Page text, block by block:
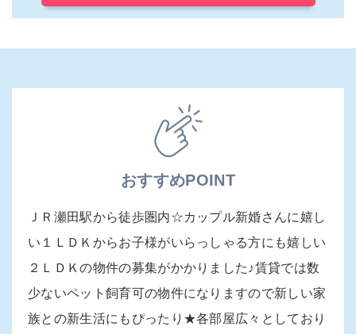
おすすめPOINT
ＪＲ瀬田駅から徒歩圏内☆カップル新婚さんに嬉し
い１ＬＤＫからお子様がいらっしゃる方にも嬉しい
２ＬＤＫの物件の募集がかかりました♪賃貸では数
少ないペット飼育可の物件になりますので新しい家
族との新生活にもぴったり★各部屋広々としており